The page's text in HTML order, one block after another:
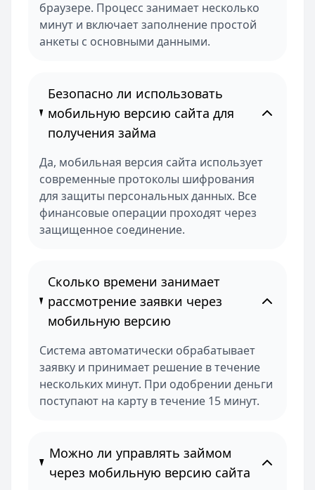
браузере. Процесс занимает несколько
минут и включает заполнение простой
анкеты с основными данными.
Безопасно ли использовать
мобильную версию сайта для
получения займа
Да, мобильная версия сайта использует
современные протоколы шифрования
для защиты персональных данных. Все
финансовые операции проходят через
защищенное соединение.
Сколько времени занимает
рассмотрение заявки через
мобильную версию
Система автоматически обрабатывает
заявку и принимает решение в течение
нескольких минут. При одобрении деньги
поступают на карту в течение 15 минут.
Можно ли управлять займом
через мобильную версию сайта